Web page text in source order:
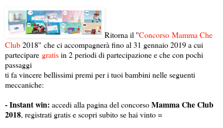
Ritorna il ''Concorso Mamma Che
Club2018'' che ci accompagnerà fino al 31 gennaio 2019 a cui
partecipare gratisin 2 periodi di partecipazione e che con pochi
passaggi
ti fa vincere bellissimi premi per i tuoi bambini nelle seguenti
meccaniche:
- Instant win: accedi alla pagina del concorsoMamma Che Club
2018, registrati gratis e scopri subito se hai vinto =